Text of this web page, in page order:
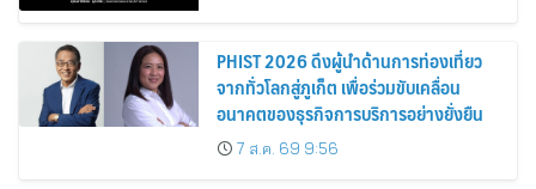
PHIST 2026 ดึงผู้นำด้านการท่องเที่ยว
จากทั่วโลกสู่ภูเก็ต เพื่อร่วมขับเคลื่อน
อนาคตของธุรกิจการบริการอย่างยั่งยืน
7 ส.ค. 69 9:56